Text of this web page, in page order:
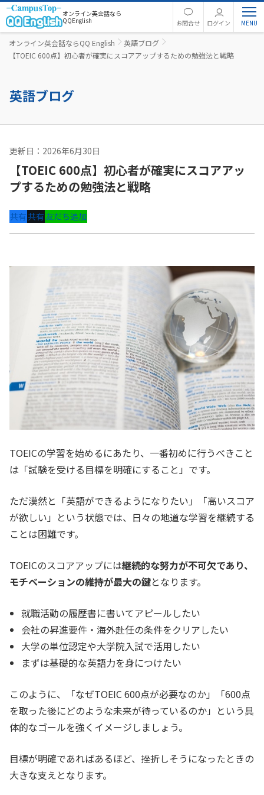
オンライン英会話なら
QQEnglish
お問合せ ログイン
オンライン英会話ならQQ English
英語ブログ
【TOEIC 600点】初心者が確実にスコアアップするための勉強法と戦略
英語ブログ
更新日：2026年6月30日
【TOEIC 600点】初心者が確実にスコアアッ
プするための勉強法と戦略
共有共有友だち追加
TOEICの学習を始めるにあたり、一番初めに行うべきこと
は「試験を受ける目標を明確にすること」です。
ただ漠然と「英語ができるようになりたい」「高いスコア
が欲しい」という状態では、日々の地道な学習を継続する
ことは困難です。
TOEICのスコアアップには継続的な努力が不可欠であり、
モチベーションの維持が最大の鍵となります。
就職活動の履歴書に書いてアピールしたい
会社の昇進要件・海外赴任の条件をクリアしたい
大学の単位認定や大学院入試で活用したい
まずは基礎的な英語力を身につけたい
このように、「なぜTOEIC 600点が必要なのか」「600点
を取った後にどのような未来が待っているのか」という具
体的なゴールを強くイメージしましょう。
目標が明確であればあるほど、挫折しそうになったときの
大きな支えとなります。